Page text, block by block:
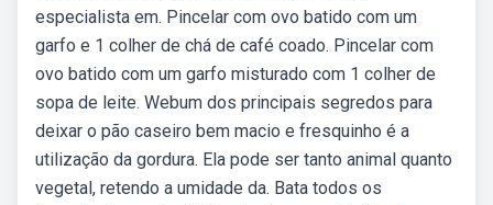
especialista em. Pincelar com ovo batido com um
garfo e 1 colher de chá de café coado. Pincelar com
ovo batido com um garfo misturado com 1 colher de
sopa de leite. Webum dos principais segredos para
deixar o pão caseiro bem macio e fresquinho é a
utilização da gordura. Ela pode ser tanto animal quanto
vegetal, retendo a umidade da. Bata todos os